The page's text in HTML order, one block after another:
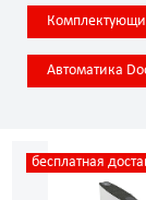
Автоматика
бесплатная